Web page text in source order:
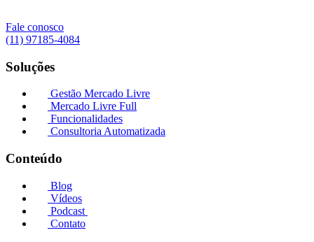
Fale conosco
(11) 97185-4084
Soluções
Gestão Mercado Livre
Mercado Livre Full
Funcionalidades
Consultoria Automatizada
Conteúdo
Blog
Vídeos
Podcast
Contato